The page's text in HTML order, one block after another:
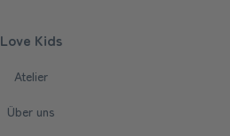
Love Kids
Atelier
Über uns